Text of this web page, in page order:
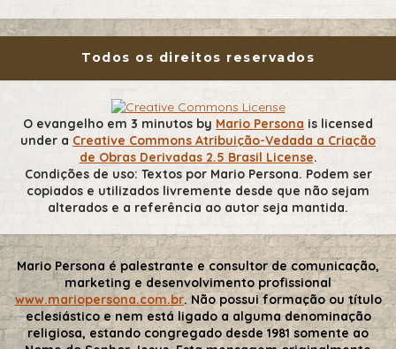
Todos os direitos reservados
O evangelho em 3 minutos by Mario Persona is licensed
under a Creative Commons Atribuição-Vedada a Criação
de Obras Derivadas 2.5 Brasil License.
Condições de uso: Textos por Mario Persona. Podem ser
copiados e utilizados livremente desde que não sejam
alterados e a referência ao autor seja mantida.
Mario Persona é palestrante e consultor de comunicação,
marketing e desenvolvimento profissional
www.mariopersona.com.br. Não possui formação ou título
eclesiástico e nem está ligado a alguma denominação
religiosa, estando congregado desde 1981 somente ao